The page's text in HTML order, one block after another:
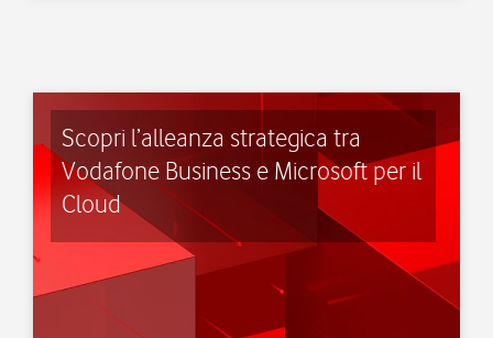
Scopri l’alleanza strategica tra
Vodafone Business e Microsoft per il
Cloud